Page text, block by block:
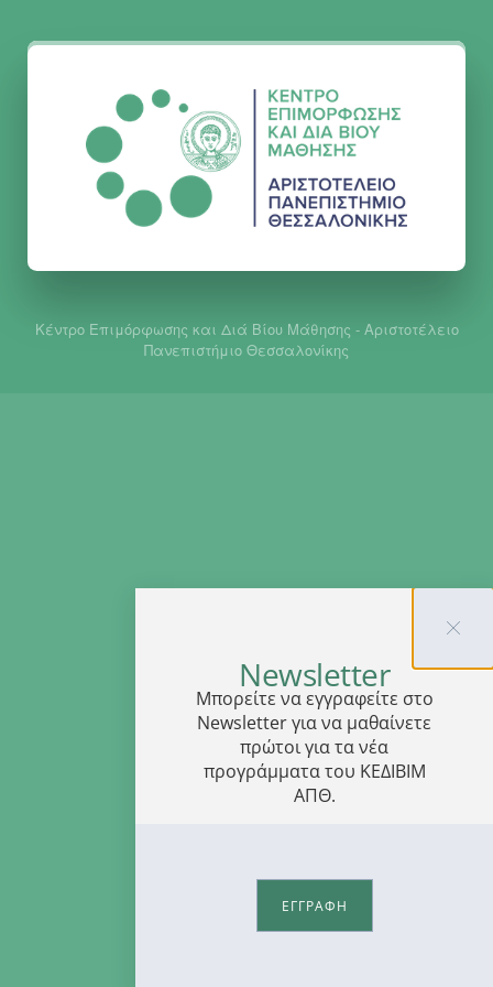
Κέντρο Επιμόρφωσης και Διά Βίου Μάθησης - Αριστοτέλειο
Πανεπιστήμιο Θεσσαλονίκης
Newsletter
Μπορείτε να εγγραφείτε στο
Newsletter για να μαθαίνετε
πρώτοι για τα νέα
προγράμματα του ΚΕΔΙΒΙΜ
ΑΠΘ.
ΕΓΓΡΑΦΗ